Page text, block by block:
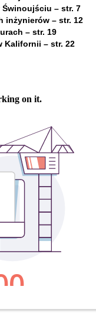
Świnoujściu – str. 7
inżynierów – str. 12
– str. 19
Kalifornii – str. 22